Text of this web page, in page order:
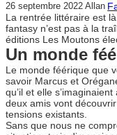
26 septembre 2022 Allan
La rentrée littéraire est
fantasy n’est pas à la
éditions Les Moutons
Un monde
Le monde féérique que
savoir Marcus et
qu’il et elle
deux amis vont
tensions existants.
Sans que nous ne